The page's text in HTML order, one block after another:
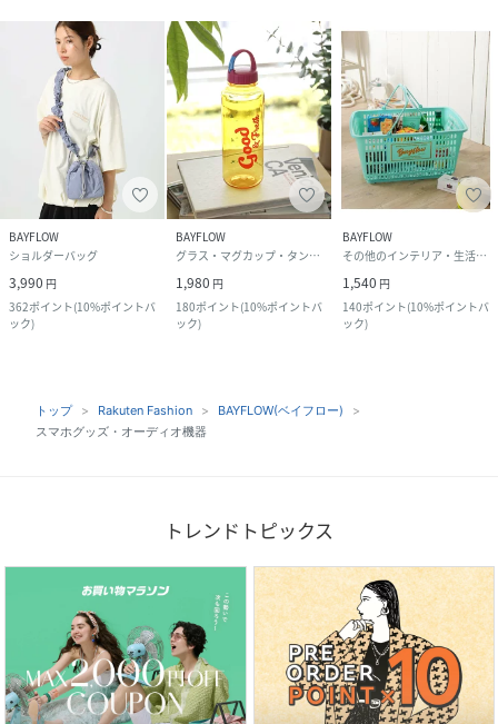
BAYFLOW
ショルダーバッグ
3,990 円
362ポイント(10%ポイントバ
ック)
BAYFLOW
グラス・マグカップ・タンブラー
1,980 円
180ポイント(10%ポイントバ
ック)
BAYFLOW
その他のインテリア・生活雑貨
1,540 円
140ポイント(10%ポイントバ
ック)
トップ Rakuten Fashion
BAYFLOW(ベイフロー)
スマホグッズ・オーディオ機器
トレンドトピックス